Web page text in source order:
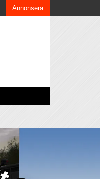
Annonsera